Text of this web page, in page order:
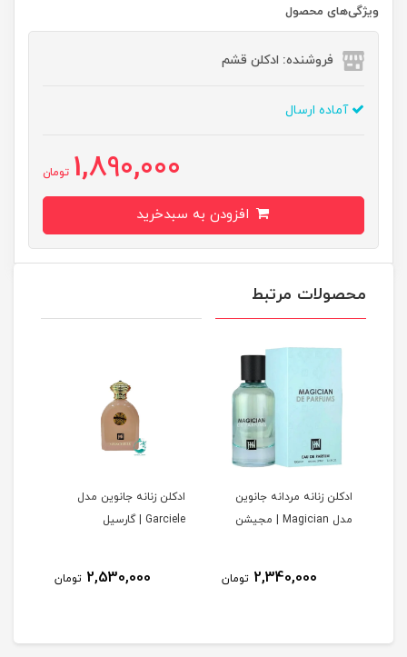
ویژگی‌های محصول
فروشنده: ادکلن قشم
آماده ارسال
1,890,000 تومان
محصولات مرتبط
ادکلن زنانه مردانه جانوین
مدل Magician | مجیشن
2,340,000 تومان
ادكلن زنانه جانوين مدل
Garciele | گارسيل
2,530,000 تومان